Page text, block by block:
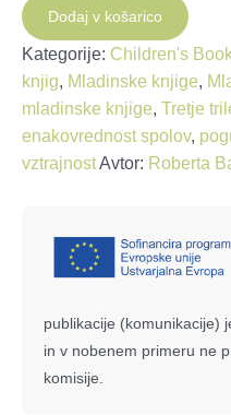
vetrom
v
laseh
količina
Dodaj v košarico
Kategorije: Children's
knjig, Mladinske knjige,
mladinske knjige, Tretje
enakovrednost spolov,
vztrajnostAvtor: Roberta
publikacije (komunikacije)
in v nobenem primeru ne
komisije.